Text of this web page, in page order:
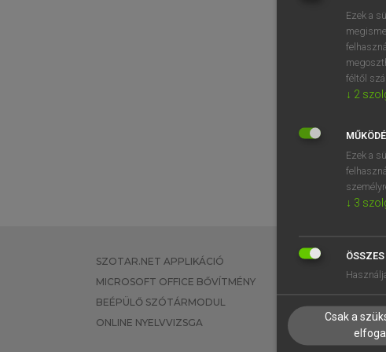
SZOTAR.NET APPLIKÁCIÓ
MICROSOFT OFFICE BŐVÍTMÉNY
BEÉPÜLŐ SZÓTÁRMODUL
ONLINE NYELVVIZSGA
EGYÉNI
TANULÓKNAK
VÁLLALATI
Ezek a
féltől
↓ 2
Ezek a
↓ 3
Csak a